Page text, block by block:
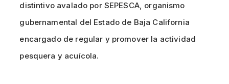
distintivo avalado por SEPESCA, organismo
gubernamental del Estado de Baja California
encargado de regular y promover la actividad
pesquera y acuícola.